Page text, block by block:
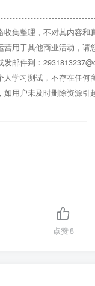
集整理，不对其内容和
用于其他商业活动，请
邮件到：
学习测试，不存在任何
用户未及时删除资源引
点赞8